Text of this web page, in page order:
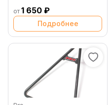
от 1 650 ₽
Подробнее